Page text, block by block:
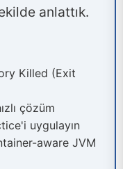
anlattık.
Killed (Exit
çözüm
uygulayın
aware JVM